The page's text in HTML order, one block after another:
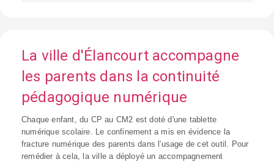
La ville d'Élancourt accompagne
les parents dans la continuité
pédagogique numérique
Chaque enfant, du CP au CM2 est doté d'une tablette
numérique scolaire. Le confinement a mis en évidence la
fracture numérique des parents dans l'usage de cet outil. Pour
remédier à cela, la ville a déployé un accompagnement